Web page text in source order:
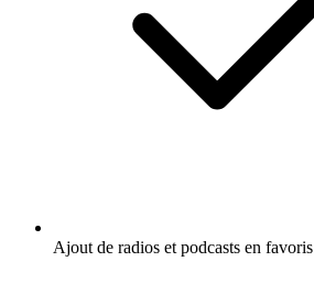
Ajout de radios et podcasts en favoris